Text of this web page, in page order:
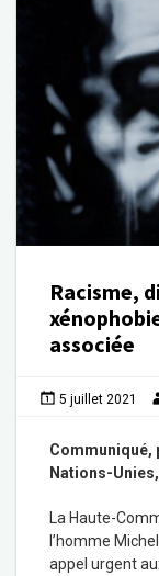
Racisme,
associée
5 juillet 2021
Communiqué,
Nations-
La Haute-
l’homme
appel urgent